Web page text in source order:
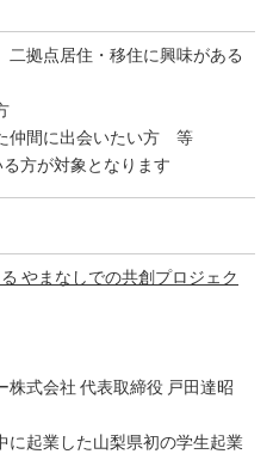
二拠点居住・移住に興味がある
仲間に出会いたい方 等
方が対象となります
る やまなしでの共創プロジェク
株式会社 代表取締役 戸田達昭
に起業した山梨県初の学生起業